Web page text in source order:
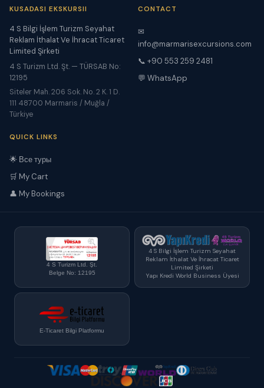
KUSADASI EKSKURSII
4 S Bilgi İşlem Turizm Seyahat
Reklam İthalat Ve İhracat Ticaret
Limited Şirketi
4 S Turizm Ltd. Şt. — TÜRSAB No:
12195
Siteler Mah. 206 Sok. No. 2 K. 1 D.
111 48700 Marmaris / Muğla /
Türkiye
CONTACT
✉
info@marmarisexcursions.com
📞 +90 553 259 2481
💬 WhatsApp
QUICK LINKS
🌟 Все туры
🛒 My Cart
👤 My Bookings
4 S Turizm Ltd. Şt.
Belge No: 12195
4 S Bilgi İşlem Turizm Seyahat
Reklam İthalat Ve İhracat Ticaret
Limited Şirketi
Yapı Kredi World Business Üyesi
E-Ticaret Bilgi Platformu